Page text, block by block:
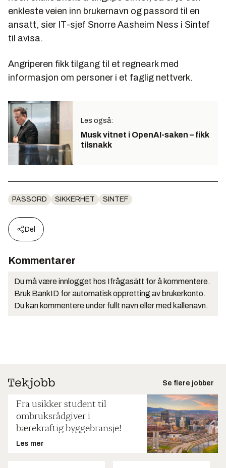
enkleste veien inn brukernavn og passord til en
ansatt, sier IT-sjef Snorre Aasheim Ness i Sintef
til avisa.
Angriperen fikk tilgang til et regneark med
informasjon om personer i et faglig nettverk.
Les også:
Musk vitnet i OpenAI-saken – fikk
tilsnakk
PASSORD SIKKERHET SINTEF
Del
Kommentarer
Du må være innlogget hos Ifrågasätt for å kommentere.
Bruk BankID for automatisk oppretting av brukerkonto.
Du kan kommentere under fullt navn eller med kallenavn.
Se flere jobber
Fra usikker student til
ombruksrådgiver i
bærekraftig byggebransje!
Les mer